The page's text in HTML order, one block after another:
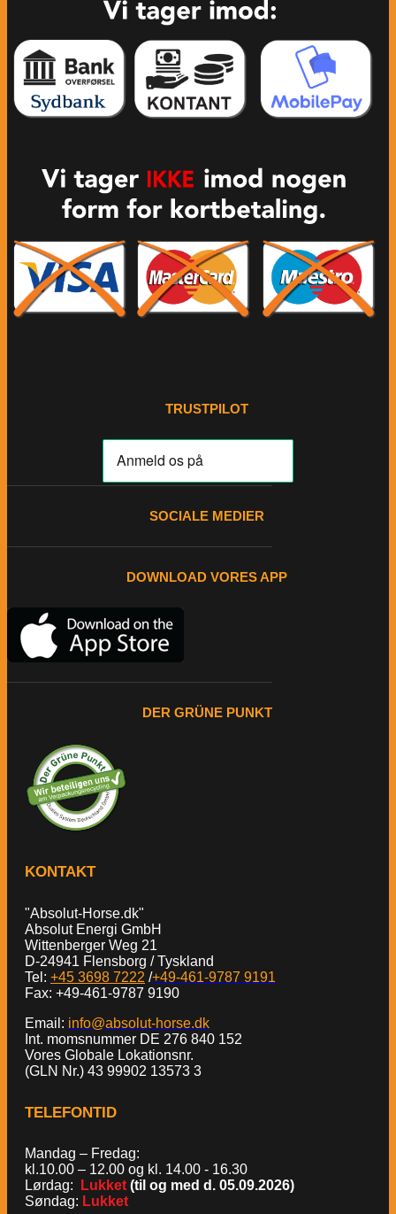
TRUSTPILOT
SOCIALE MEDIER
DOWNLOAD VORES APP
DER GRÜNE PUNKT
KONTAKT
"Absolut-Horse.dk"
Absolut Energi GmbH
Wittenberger Weg 21
D-24941 Flensborg / Tyskland
Tel: +45 3698 7222 /+49-461-9787 9191
Fax: +49-461-9787 9190
Email: info@absolut-horse.dk
Int. momsnummer DE 276 840 152
Vores Globale Lokationsnr.
(GLN Nr.) 43 99902 13573 3
TELEFONTID
Mandag – Fredag:
kl.10.00 – 12.00 og kl. 14.00 - 16.30
Lørdag:
Lukket (til og med d. 05.09.2026)
Søndag: Lukket